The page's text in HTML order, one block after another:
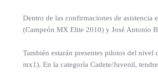
Dentro de las confirmaciones de asistencia
(Campeón MX Elite 2010) y José Antonio
También estarán presentes pilotos del
mx1). En la categoría Cadete/Juvenil,